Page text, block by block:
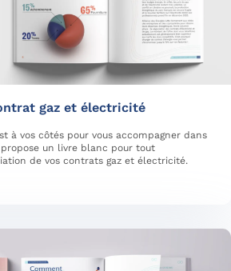
gaz et électricité
à vos côtés pour vous accompagner dans
un livre blanc pour tout
de vos contrats gaz et électricité.